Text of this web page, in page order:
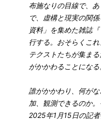
布施なりの目線で、
で、虚構と現実の関
資料」を集めた雑誌
行する。おそらくこ
テクストたちが集ま
がかかわることになる
誰がかかわり、何が
加、観測できるのか
2025年1月15日の記